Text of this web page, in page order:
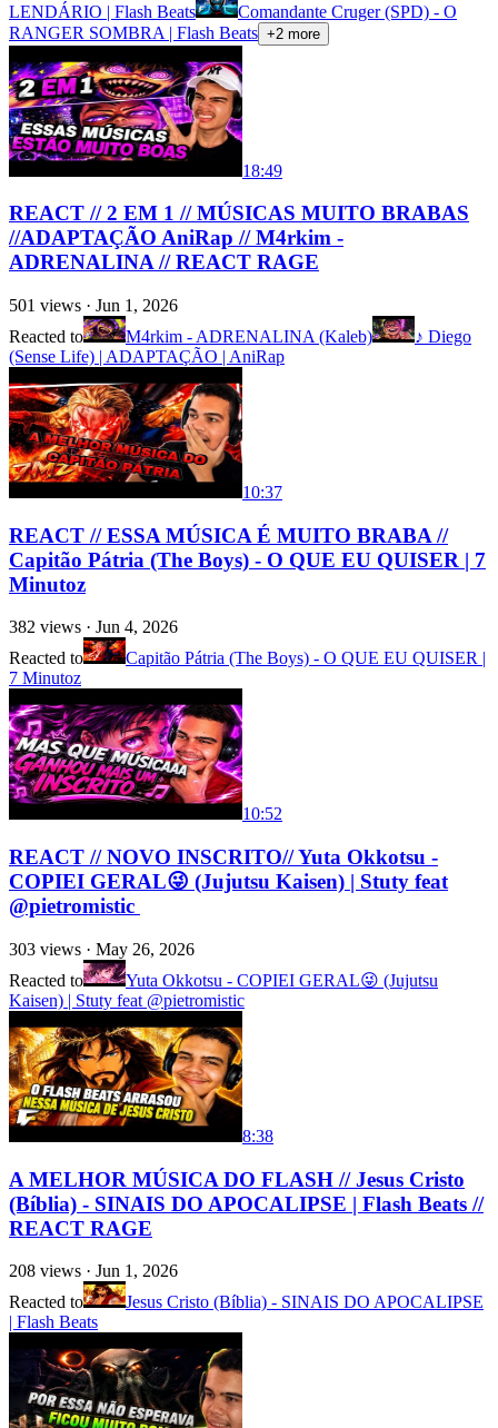
LENDÁRIO | Flash Beats
Comandante Cruger (SPD) - O
RANGER SOMBRA | Flash Beats +2 more
18:49
REACT // 2 EM 1 // MÚSICAS MUITO BRABAS
//ADAPTAÇÃO AniRap // M4rkim -
ADRENALINA // REACT RAGE
501 views · Jun 1, 2026
Reacted to
M4rkim - ADRENALINA (Kaleb)
♪ Diego
(Sense Life) | ADAPTAÇÃO | AniRap
10:37
REACT // ESSA MÚSICA É MUITO BRABA //
Capitão Pátria (The Boys) - O QUE EU QUISER | 7
Minutoz
382 views · Jun 4, 2026
Reacted to
Capitão Pátria (The Boys) - O QUE EU QUISER |
7 Minutoz
10:52
REACT // NOVO INSCRITO// Yuta Okkotsu -
COPIEI GERAL😜 (Jujutsu Kaisen) | Stuty feat
‪@pietromistic ‬
303 views · May 26, 2026
Reacted to
Yuta Okkotsu - COPIEI GERAL😜 (Jujutsu
Kaisen) | Stuty feat @pietromistic
8:38
A MELHOR MÚSICA DO FLASH // Jesus Cristo
(Bíblia) - SINAIS DO APOCALIPSE | Flash Beats //
REACT RAGE
208 views · Jun 1, 2026
Reacted to
Jesus Cristo (Bíblia) - SINAIS DO APOCALIPSE
| Flash Beats